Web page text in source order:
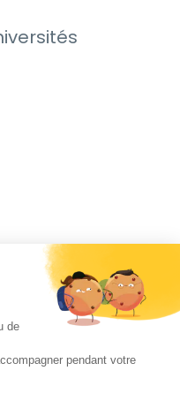
(JPO)